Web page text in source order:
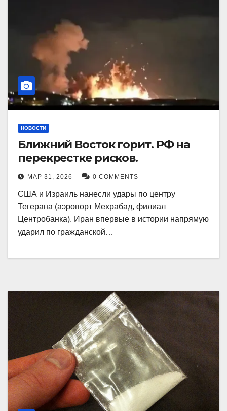
НОВОСТИ
Ближний Восток горит. РФ на
перекрестке рисков.
МАР 31, 2026 0 COMMENTS
США и Израиль нанесли удары по центру
Тегерана (аэропорт Мехрабад, филиал
Центробанка). Иран впервые в истории напрямую
ударил по гражданской…